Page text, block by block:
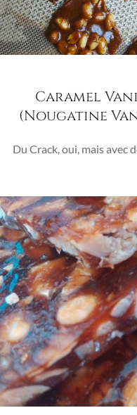
Caramel
(Nougatine
Du Crack, oui, mais avec